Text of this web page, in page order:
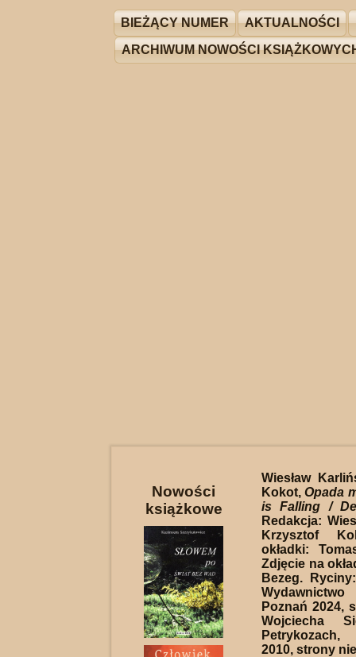
BIEŻĄCY NUMER AKTUALNOŚCI
ARCHIWUM NOWOŚCI
Nowości
książkowe
Wiesław
Kokot,Opada
is Falling /
Redakcja:
Krzysztof
okładki:
Zdjęcie na
Bezeg.
Poznań 2024,
Wojciecha
2010, strony